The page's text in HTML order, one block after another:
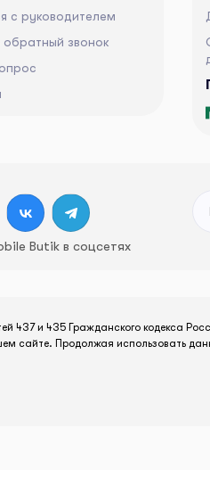
с руководителем
обратный звонок
Butik в соцсетях
437 и 435 Гражданского кодекса
сайте. Продолжая использовать